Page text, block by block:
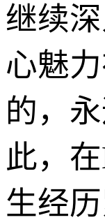
继续
心魅
的，永
此，
生经